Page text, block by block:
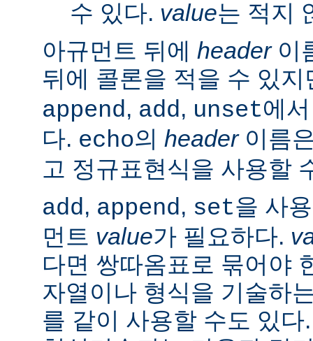
수 있다. value는 적지
아규먼트 뒤에 header이
뒤에 콜론을 적을 수 있
append, add, unset에
다. echo의 header이름
고 정규표현식을 사용할
add, append, set을 사
먼트 value가 필요하다.
다면 쌍따옴표로 묶어야
자열이나 형식을 기술하
를 같이 사용할 수도 있